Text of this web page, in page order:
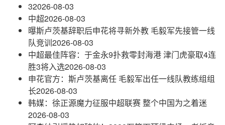
32026-08-03
中超2026-08-03
曝斯卢茨基辞职后申花将寻新外教 毛毅军先接管一线
队竞训2026-08-03
中超最佳阵容：于金永9扑救零封海港 津门虎豪取4连
胜3将入选2026-08-03
申花官方：斯卢茨基离任 毛毅军出任一线队教练组组
长2026-08-03
韩媒：徐正源魔力征服中超联赛 整个中国为之着迷
2026-08-03